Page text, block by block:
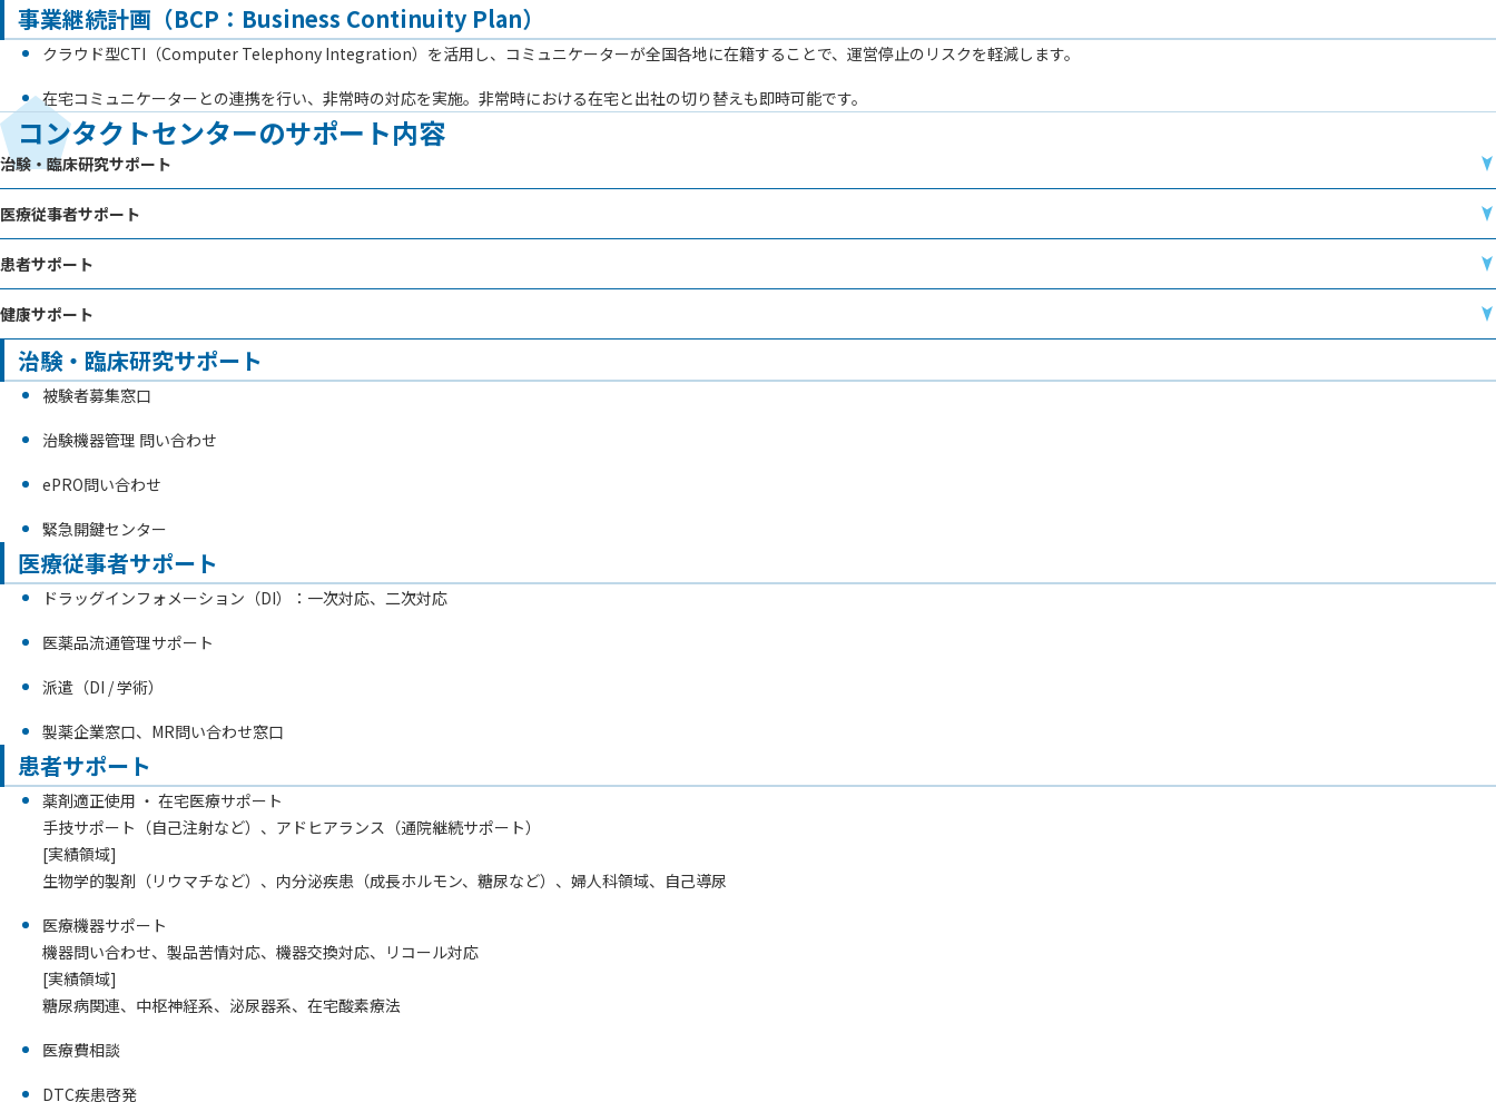
事業継続計画（BCP：Business Continuity Plan）
クラウド型CTI（Computer Telephony Integration）を活用し、コミュニケーターが全国各地に在籍することで、運営停止のリスクを軽減します。
在宅コミュニケーターとの連携を行い、非常時の対応を実施。非常時における在宅と出社の切り替えも即時可能です。
コンタクトセンターのサポート内容
治験・臨床研究サポート
医療従事者サポート
患者サポート
健康サポート
治験・臨床研究サポート
被験者募集窓⼝
治験機器管理 問い合わせ
ePRO問い合わせ
緊急開鍵センター
医療従事者サポート
ドラッグインフォメーション（DI）：一次対応、二次対応
医薬品流通管理サポート
派遣（DI / 学術）
製薬企業窓⼝、MR問い合わせ窓⼝
患者サポート
薬剤適正使用 ・ 在宅医療サポート
⼿技サポート（⾃⼰注射など）、アドヒアランス（通院継続サポート）
[実績領域]
生物学的製剤（リウマチなど）、内分泌疾患（成長ホルモン、糖尿など）、婦人科領域、自己導尿
医療機器サポート
機器問い合わせ、製品苦情対応、機器交換対応、リコール対応
[実績領域]
糖尿病関連、中枢神経系、泌尿器系、在宅酸素療法
医療費相談
DTC疾患啓発